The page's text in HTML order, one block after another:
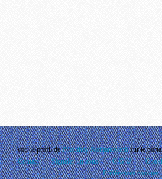
Voir le profil dePhouthay Nontanovanhsur le
Contact
Signaler un abus C.G.U.
Préférences cookies